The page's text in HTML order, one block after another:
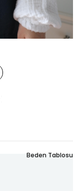
Beden Tablosu